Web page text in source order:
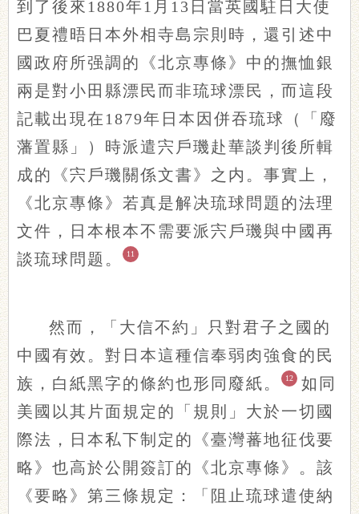
到了後來1880年1月13日當英國駐日大使
巴夏禮晤日本外相寺島宗則時，還引述中
國政府所强調的《北京專條》中的撫恤銀
兩是對小田縣漂民而非琉球漂民，而這段
記載出現在1879年日本因併吞琉球（「廢
藩置縣」）時派遣宍戶璣赴華談判後所輯
成的《宍戶璣關係文書》之内。事實上，
《北京專條》若真是解决琉球問題的法理
文件，日本根本不需要派宍戶璣與中國再
談琉球問题。
11
然而，「大信不約」只對君子之國的
中國有效。對日本這種信奉弱肉強食的民
族，白紙黑字的條約也形同廢紙。
12
如同
美國以其片面規定的「規則」大於一切國
際法，日本私下制定的《臺灣蕃地征伐要
略》也高於公開簽訂的《北京專條》。該
《要略》第三條規定：「阻止琉球遣使納